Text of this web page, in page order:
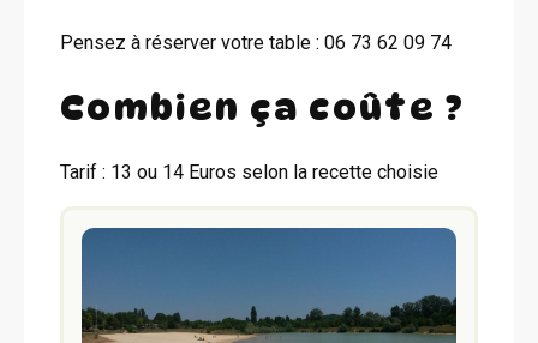
Pensez à réserver votre table : 06 73 62 09 74
Combien ça coûte ?
Tarif : 13 ou 14 Euros selon la recette choisie